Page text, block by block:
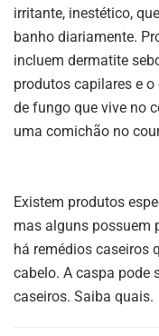
irritante, inestético,
banho diariamente.
incluem dermatite
produtos capilares e
de fungo que vive no
uma comichão no
Existem produtos
mas alguns possuem
há remédios caseiros
cabelo. A caspa pode
caseiros. Saiba quais.